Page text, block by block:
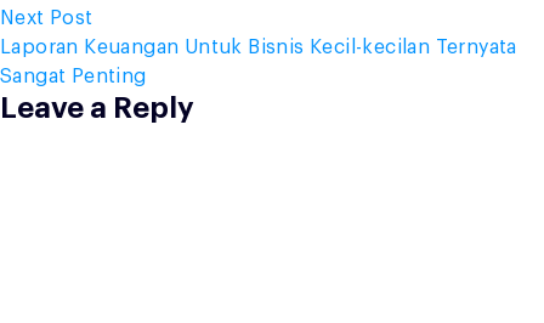
Next Post
post:
Laporan Keuangan Untuk Bisnis Kecil-kecilan Ternyata
Sangat Penting
Leave a Reply